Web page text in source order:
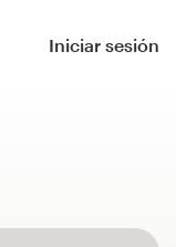
Iniciar sesión